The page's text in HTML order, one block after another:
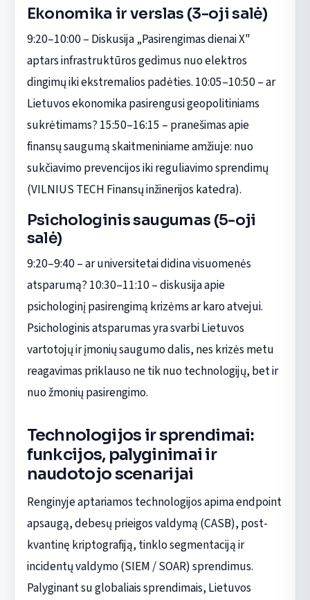
Ekonomika ir verslas (3-oji salė)
9:20–10:00 – Diskusija „Pasirengimas dienai X"
aptars infrastruktūros gedimus nuo elektros
dingimų iki ekstremalios padėties. 10:05–10:50 – ar
Lietuvos ekonomika pasirengusi geopolitiniams
sukrėtimams? 15:50–16:15 – pranešimas apie
finansų saugumą skaitmeniniame amžiuje: nuo
sukčiavimo prevencijos iki reguliavimo sprendimų
(VILNIUS TECH Finansų inžinerijos katedra).
Psichologinis saugumas (5-oji
salė)
9:20–9:40 – ar universitetai didina visuomenės
atsparumą? 10:30–11:10 – diskusija apie
psichologinį pasirengimą krizėms ar karo atvejui.
Psichologinis atsparumas yra svarbi Lietuvos
vartotojų ir įmonių saugumo dalis, nes krizės metu
reagavimas priklauso ne tik nuo technologijų, bet ir
nuo žmonių pasirengimo.
Technologijos ir sprendimai:
funkcijos, palyginimai ir
naudotojo scenarijai
Renginyje aptariamos technologijos apima endpoint
apsaugą, debesų prieigos valdymą (CASB), post-
kvantinę kriptografiją, tinklo segmentaciją ir
incidentų valdymo (SIEM / SOAR) sprendimus.
Palyginant su globaliais sprendimais, Lietuvos